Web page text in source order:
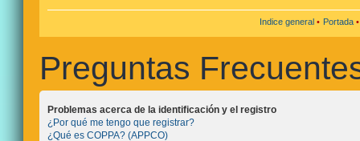
Indice general • Portada
Preguntas
Problemas acerca de la identificación y el registro
¿Por qué me tengo que registrar?
¿Qué es COPPA? (APPCO)